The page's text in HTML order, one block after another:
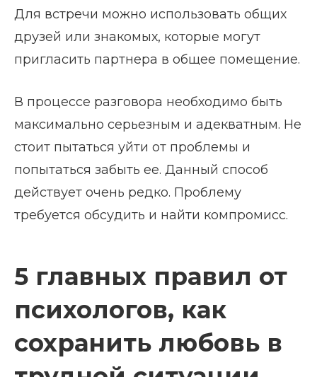
Для встречи можно использовать общих
друзей или знакомых, которые могут
пригласить партнера в общее помещение.
В процессе разговора необходимо быть
максимально серьезным и адекватным. Не
стоит пытаться уйти от проблемы и
попытаться забыть ее. Данный способ
действует очень редко. Проблему
требуется обсудить и найти компромисс.
5 главных правил от
психологов, как
сохранить любовь в